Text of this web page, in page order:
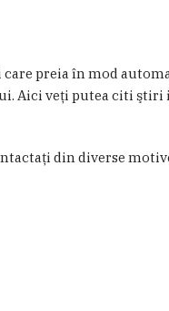
preia în mod
Aici veţi putea citi
din diverse